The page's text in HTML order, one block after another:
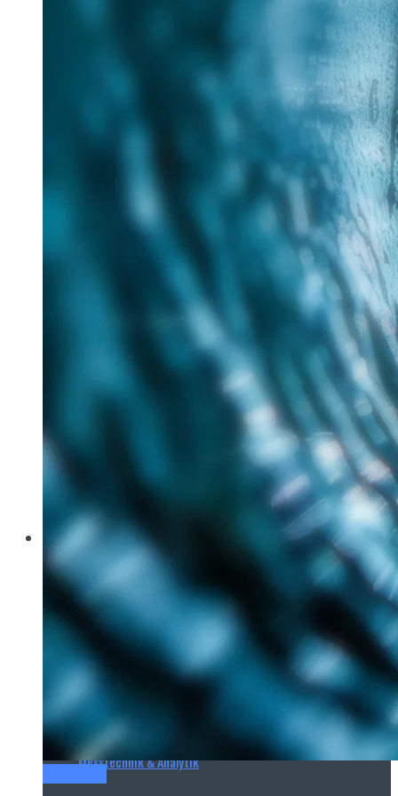
Im Rahmen des Messe-Mottos „Lösungen für eine
verantwortungsvolle Zukunft“ hat Tracto auf der IFAT
nachhaltige Verfahren für die zukunftsorientierte
Aquatech Amsterdam
Brau Beviale
Hannover Messe
IFAT
E‑Mag
Wasseraufbereitung
Wasserbehandlung
Wasserinfrastruktur
Anlagen & Komponenten
Messtechnik & Analytik